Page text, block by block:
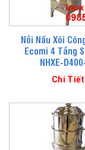
Nồi Nấu Xôi
Ecomi 4 Tầng
NHXE-
Chi Tiết